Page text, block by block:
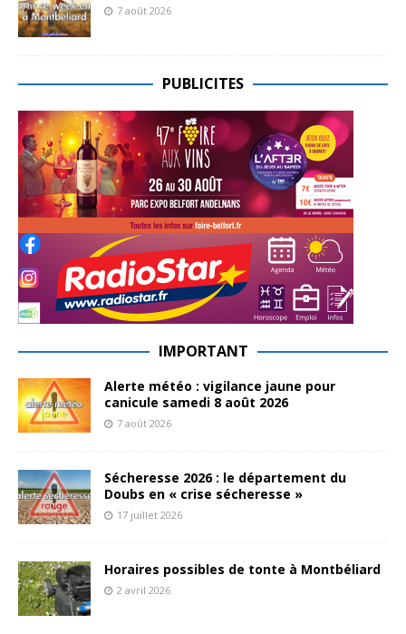
7 août 2026
PUBLICITES
IMPORTANT
Alerte météo : vigilance jaune pour
canicule samedi 8 août 2026
7 août 2026
Sécheresse 2026 : le département du
Doubs en « crise sécheresse »
17 juillet 2026
Horaires possibles de tonte à Montbéliard
2 avril 2026